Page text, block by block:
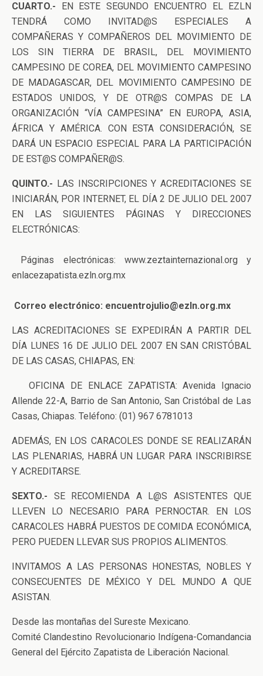
CUARTO.- EN ESTE SEGUNDO ENCUENTRO EL EZLN
TENDRÁ COMO INVITAD@S ESPECIALES A
COMPAÑERAS Y COMPAÑEROS DEL MOVIMIENTO DE
LOS SIN TIERRA DE BRASIL, DEL MOVIMIENTO
CAMPESINO DE COREA, DEL MOVIMIENTO CAMPESINO
DE MADAGASCAR, DEL MOVIMIENTO CAMPESINO DE
ESTADOS UNIDOS, Y DE OTR@S COMPAS DE LA
ORGANIZACIÓN “VÍA CAMPESINA” EN EUROPA, ASIA,
ÁFRICA Y AMÉRICA. CON ESTA CONSIDERACIÓN, SE
DARÁ UN ESPACIO ESPECIAL PARA LA PARTICIPACIÓN
DE EST@S COMPAÑER@S.
QUINTO.- LAS INSCRIPCIONES Y ACREDITACIONES SE
INICIARÁN, POR INTERNET, EL DÍA 2 DE JULIO DEL 2007
EN LAS SIGUIENTES PÁGINAS Y DIRECCIONES
ELECTRÓNICAS:
Páginas electrónicas: www.zeztainternazional.org y
enlacezapatista.ezln.org.mx
Correo electrónico: encuentrojulio@ezln.org.mx
LAS ACREDITACIONES SE EXPEDIRÁN A PARTIR DEL
DÍA LUNES 16 DE JULIO DEL 2007 EN SAN CRISTÓBAL
DE LAS CASAS, CHIAPAS, EN:
OFICINA DE ENLACE ZAPATISTA: Avenida Ignacio
Allende 22-A, Barrio de San Antonio, San Cristóbal de Las
Casas, Chiapas. Teléfono: (01) 967 6781013
ADEMÁS, EN LOS CARACOLES DONDE SE REALIZARÁN
LAS PLENARIAS, HABRÁ UN LUGAR PARA INSCRIBIRSE
Y ACREDITARSE.
SEXTO.- SE RECOMIENDA A L@S ASISTENTES QUE
LLEVEN LO NECESARIO PARA PERNOCTAR. EN LOS
CARACOLES HABRÁ PUESTOS DE COMIDA ECONÓMICA,
PERO PUEDEN LLEVAR SUS PROPIOS ALIMENTOS.
INVITAMOS A LAS PERSONAS HONESTAS, NOBLES Y
CONSECUENTES DE MÉXICO Y DEL MUNDO A QUE
ASISTAN.
Desde las montañas del Sureste Mexicano.
Comité Clandestino Revolucionario Indígena-Comandancia
General del Ejército Zapatista de Liberación Nacional.